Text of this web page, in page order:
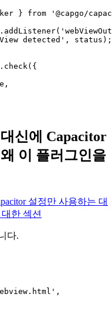
} from
'@capgo/
addListener(
detected' , status);
check({
,
신에 Capacitor
이 플러그인을
설정만 사용하는 대
한 섹션
다.
,